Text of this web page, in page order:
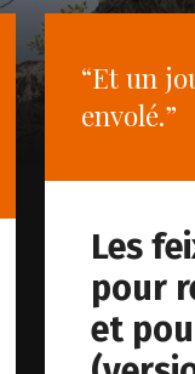
“Et un
envolé.”
Les
pour
et